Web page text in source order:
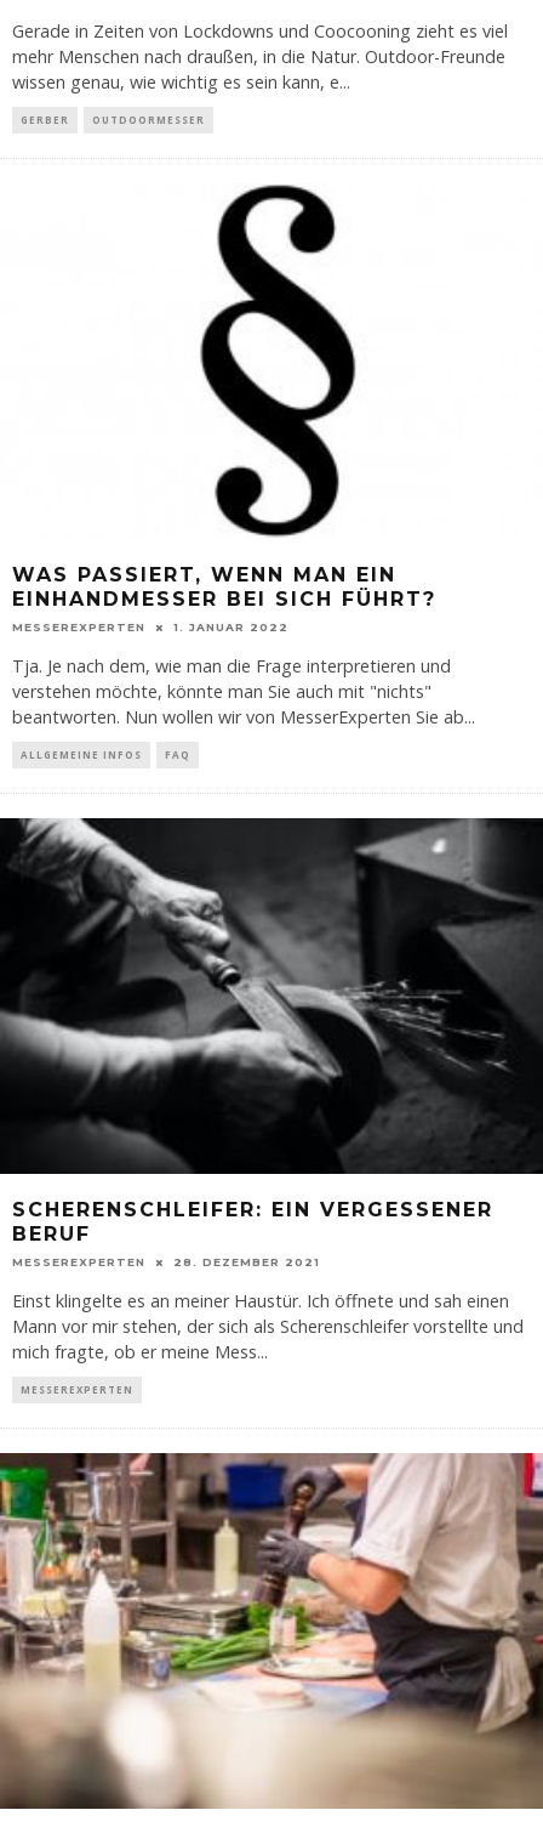
Gerade in Zeiten von Lockdowns und Coocooning zieht es viel
mehr Menschen nach draußen, in die Natur. Outdoor-Freunde
wissen genau, wie wichtig es sein kann, e...
GERBER OUTDOORMESSER
WAS PASSIERT, WENN MAN EIN
EINHANDMESSER BEI SICH FÜHRT?
MESSEREXPERTEN 1. JANUAR 2022
Tja. Je nach dem, wie man die Frage interpretieren und
verstehen möchte, könnte man Sie auch mit "nichts"
beantworten. Nun wollen wir von MesserExperten Sie ab...
ALLGEMEINE INFOS FAQ
SCHERENSCHLEIFER: EIN VERGESSENER
BERUF
MESSEREXPERTEN 28. DEZEMBER 2021
Einst klingelte es an meiner Haustür. Ich öffnete und sah einen
Mann vor mir stehen, der sich als Scherenschleifer vorstellte und
mich fragte, ob er meine Mess...
MESSEREXPERTEN